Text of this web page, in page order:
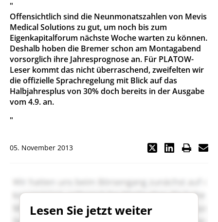
"
Offensichtlich sind die Neunmonatszahlen von Mevis
Medical Solutions zu gut, um noch bis zum
Eigenkapitalforum nächste Woche warten zu können.
Deshalb hoben die Bremer schon am Montagabend
vorsorglich ihre Jahresprognose an. Für PLATOW-
Leser kommt das nicht überraschend, zweifelten wir
die offizielle Sprachregelung mit Blick auf das
Halbjahresplus von 30% doch bereits in der Ausgabe
vom 4.9. an.
"
05. November 2013
Lesen Sie jetzt weiter